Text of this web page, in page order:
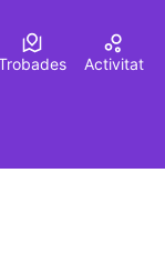
Choose language
Trobades Activitat